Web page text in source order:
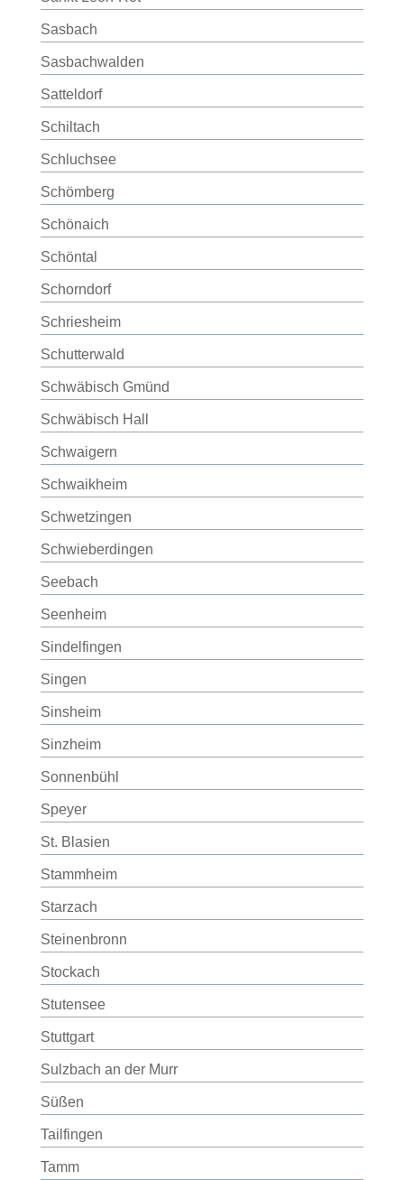
Sasbach
Sasbachwalden
Satteldorf
Schiltach
Schluchsee
Schömberg
Schönaich
Schöntal
Schorndorf
Schriesheim
Schutterwald
Schwäbisch Gmünd
Schwäbisch Hall
Schwaigern
Schwaikheim
Schwetzingen
Schwieberdingen
Seebach
Seenheim
Sindelfingen
Singen
Sinsheim
Sinzheim
Sonnenbühl
Speyer
St. Blasien
Stammheim
Starzach
Steinenbronn
Stockach
Stutensee
Stuttgart
Sulzbach an der Murr
Süßen
Tailfingen
Tamm